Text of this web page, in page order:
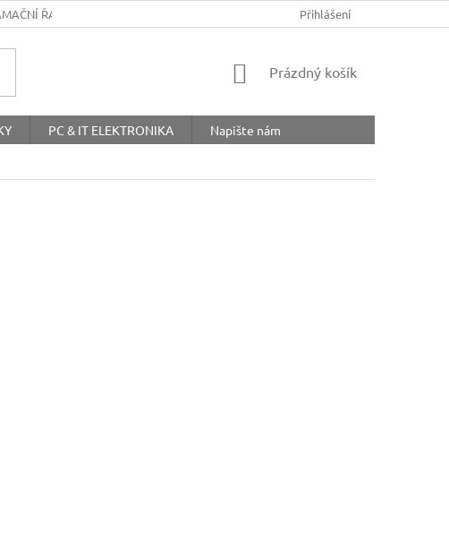
ŘÁD COOKIES OCHRANA
Přihlášení
NÁKUPNÍ
Prázdný košík
PC & IT ELEKTRONIKA
Napište nám